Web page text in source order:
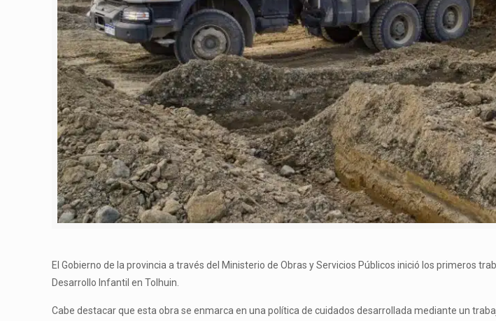
El Gobierno de la provincia a través del Ministerio de Obras y Servicios Públicos inició los primeros
Desarrollo Infantil en Tolhuin.
Cabe destacar que esta obra se enmarca en una política de cuidados desarrollada mediante un